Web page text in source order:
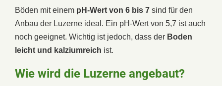
Böden mit einem pH-Wert von 6 bis 7 sind für den
Anbau der Luzerne ideal. Ein pH-Wert von 5,7 ist auch
noch geeignet. Wichtig ist jedoch, dass der Boden
leicht und kalziumreich ist.
Wie wird die Luzerne angebaut?